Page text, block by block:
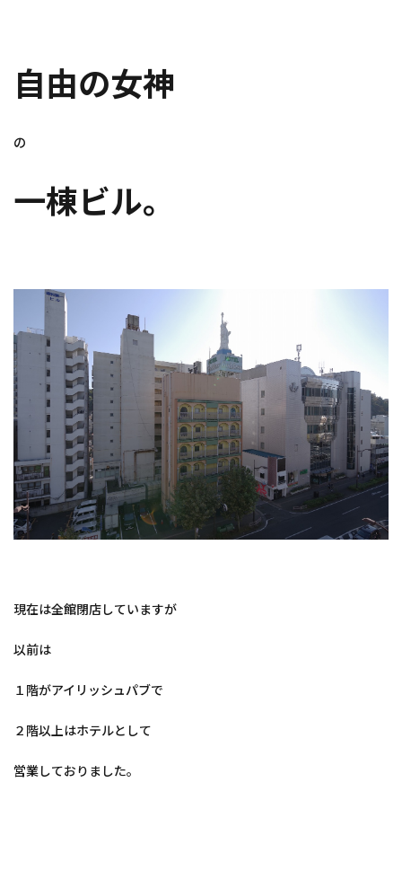
自由の女神
の
一棟ビル。
現在は全館閉店していますが
以前は
１階がアイリッシュパブで
２階以上はホテルとして
営業しておりました。